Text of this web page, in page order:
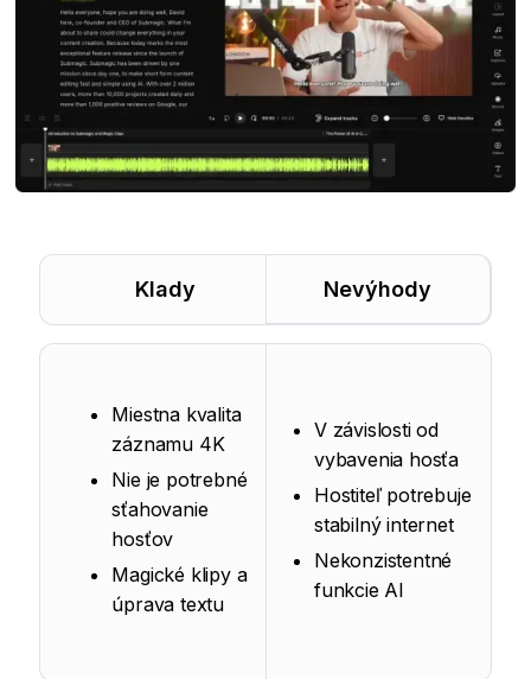
Klady Nevýhody
Miestna kvalita
záznamu 4K
Nie je potrebné
sťahovanie
hosťov
Magické klipy a
úprava textu
V závislosti od
vybavenia hosťa
Hostiteľ potrebuje
stabilný internet
Nekonzistentné
funkcie AI